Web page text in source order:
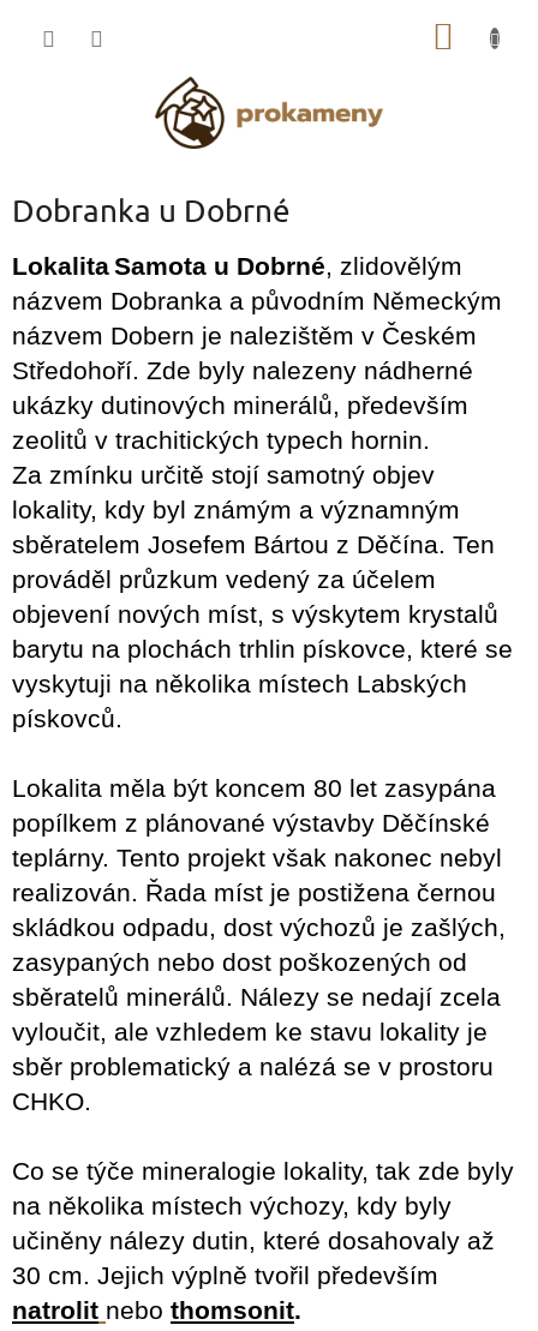
Dobranka u Dobrné
LokalitaSamota u Dobrné, zlidovělým
názvem Dobranka a původním Německým
názvem Dobern je nalezištěm v Českém
Středohoří. Zde byly nalezeny nádherné
ukázky dutinových minerálů, především
zeolitů v trachitických typech hornin.
Za zmínku určitě stojí samotný objev
lokality, kdy byl známým a významným
sběratelem Josefem Bártou z Děčína. Ten
prováděl průzkum vedený za účelem
objevení nových míst, s výskytem krystalů
barytu na plochách trhlin pískovce, které se
vyskytuji na několika místech Labských
pískovců.
Lokalita měla být koncem 80 let zasypána
popílkem z plánované výstavby Děčínské
teplárny. Tento projekt však nakonec nebyl
realizován. Řada míst je postižena černou
skládkou odpadu, dost výchozů je zašlých,
zasypaných nebo dost poškozených od
sběratelů minerálů. Nálezy se nedají zcela
vyloučit, ale vzhledem ke stavu lokality je
sběr problematický a nalézá se v prostoru
CHKO.
Co se týče mineralogie lokality, tak zde byly
na několika místech výchozy, kdy byly
učiněny nálezy dutin, které dosahovaly až
30 cm. Jejich výplně tvořil především
natrolit nebo thomsonit.